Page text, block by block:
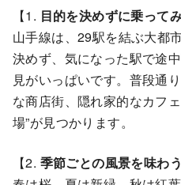
【1. 目的を決めずに乗って
山手線は、29駅を結ぶ大都
決めず、気になった駅で途
見がいっぱいです。普段通
な商店街、隠れ家的なカフ
場”が見つかります。
【2. 季節ごとの風景を味わう